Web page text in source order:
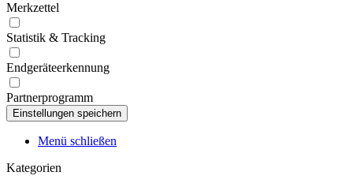
Merkzettel
Statistik & Tracking
Endgeräteerkennung
Partnerprogramm
Menü schließen
Kategorien